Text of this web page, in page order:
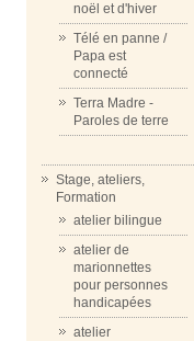
noël et d'hiver
Télé en panne /
Papa est
connecté
Terra Madre -
Paroles de terre
Stage, ateliers,
Formation
atelier bilingue
atelier de
marionnettes
pour personnes
handicapées
atelier